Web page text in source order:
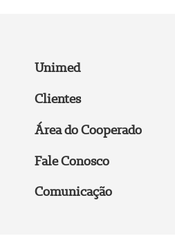
Unimed
Clientes
Área do Cooperado
Fale Conosco
Comunicação